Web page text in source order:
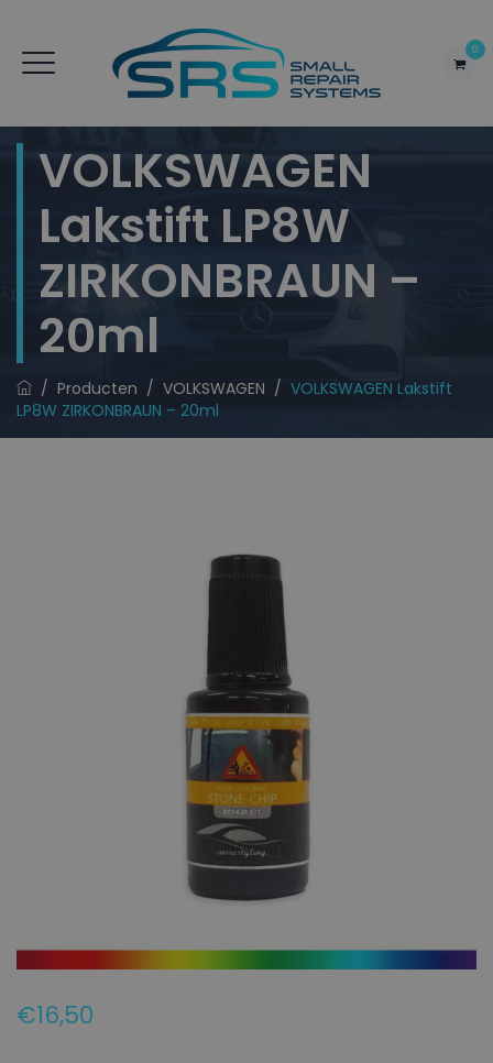
0
VOLKSWAGEN
Lakstift LP8W
ZIRKONBRAUN –
20ml
/ Producten / VOLKSWAGEN / VOLKSWAGEN Lakstift
LP8W ZIRKONBRAUN – 20ml
€16,50